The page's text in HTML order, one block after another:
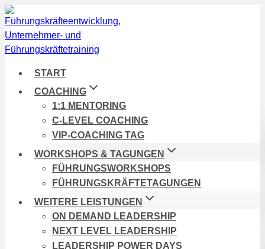
Zum
Inhalt
springen
START
COACHING
1:1 MENTORING
C-LEVEL COACHING
VIP-COACHING TAG
WORKSHOPS & TAGUNGEN
FÜHRUNGSWORKSHOPS
FÜHRUNGSKRÄFTETAGUNGEN
WEITERE LEISTUNGEN
ON DEMAND LEADERSHIP
NEXT LEVEL LEADERSHIP
LEADERSHIP POWER DAYS